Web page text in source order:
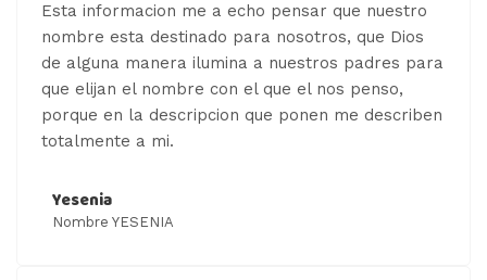
Esta informacion me a echo pensar que nuestro
nombre esta destinado para nosotros, que Dios
de alguna manera ilumina a nuestros padres para
que elijan el nombre con el que el nos penso,
porque en la descripcion que ponen me describen
totalmente a mi.
Yesenia
Nombre YESENIA